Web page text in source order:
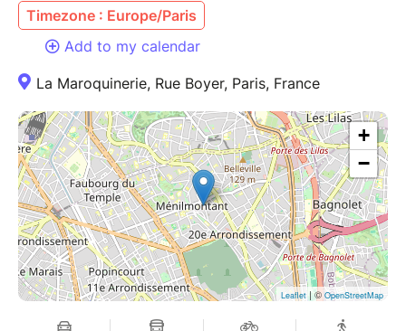
Timezone : Europe/Paris
Add to my calendar
La Maroquinerie, Rue Boyer, Paris, France
+
−
Leaflet | © OpenStreetMap